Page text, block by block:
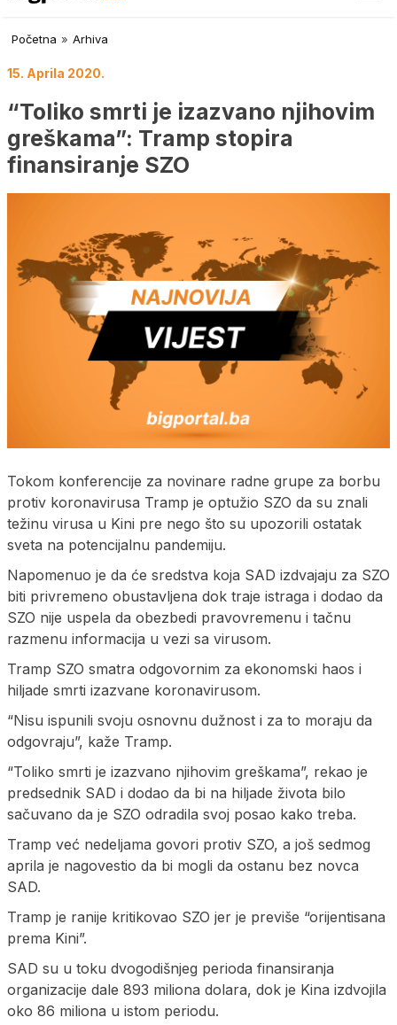
Početna » Arhiva
15. Aprila 2020.
“Toliko smrti je izazvano njihovim
greškama”: Tramp stopira
finansiranje SZO
Tokom konferencije za novinare radne grupe za borbu
protiv koronavirusa Tramp je optužio SZO da su znali
težinu virusa u Kini pre nego što su upozorili ostatak
sveta na potencijalnu pandemiju.
Napomenuo je da će sredstva koja SAD izdvajaju za SZO
biti privremeno obustavljena dok traje istraga i dodao da
SZO nije uspela da obezbedi pravovremenu i tačnu
razmenu informacija u vezi sa virusom.
Tramp SZO smatra odgovornim za ekonomski haos i
hiljade smrti izazvane koronavirusom.
“Nisu ispunili svoju osnovnu dužnost i za to moraju da
odgovraju”, kaže Tramp.
“Toliko smrti je izazvano njihovim greškama”, rekao je
predsednik SAD i dodao da bi na hiljade života bilo
sačuvano da je SZO odradila svoj posao kako treba.
Tramp već nedeljama govori protiv SZO, a još sedmog
aprila je nagovestio da bi mogli da ostanu bez novca
SAD.
Tramp je ranije kritikovao SZO jer je previše “orijentisana
prema Kini”.
SAD su u toku dvogodišnjeg perioda finansiranja
organizacije dale 893 miliona dolara, dok je Kina izdvojila
oko 86 miliona u istom periodu.